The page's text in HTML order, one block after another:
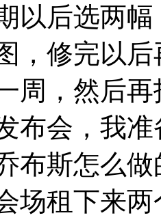
以后选两
，修完以
周，然后
会，我准
布斯怎么
场租下来